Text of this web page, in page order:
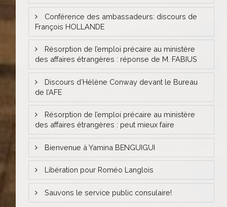
Conférence des ambassadeurs: discours de
François HOLLANDE
Résorption de l’emploi précaire au ministère
des affaires étrangères : réponse de M. FABIUS
Discours d’Hélène Conway devant le Bureau
de l’AFE
Résorption de l’emploi précaire au ministère
des affaires étrangères : peut mieux faire
Bienvenue à Yamina BENGUIGUI
Libération pour Roméo Langlois
Sauvons le service public consulaire!